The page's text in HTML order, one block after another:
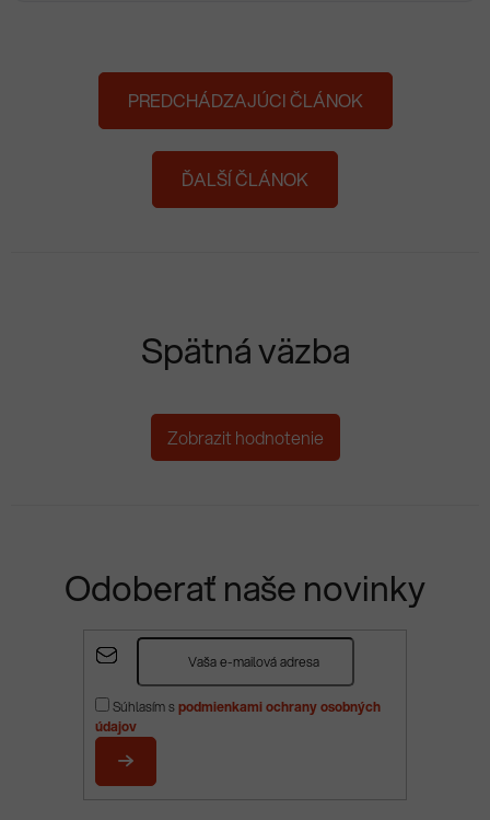
PREDCHÁDZAJÚCI ČLÁNOK
ĎALŠÍ ČLÁNOK
Spätná väzba
Zobrazit hodnotenie
Odoberať naše novinky
Súhlasím spodmienkami ochrany osobných
údajov
PRIHLÁSIŤ